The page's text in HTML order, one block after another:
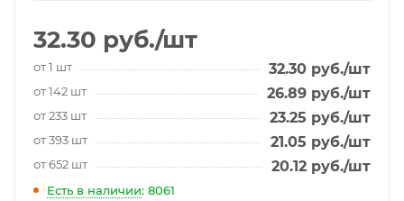
32.30 руб./шт
от 1 шт 32.30 руб./шт
от 142 шт 26.89 руб./шт
от 233 шт 23.25 руб./шт
от 393 шт 21.05 руб./шт
от 652 шт 20.12 руб./шт
Есть в наличии: 8061